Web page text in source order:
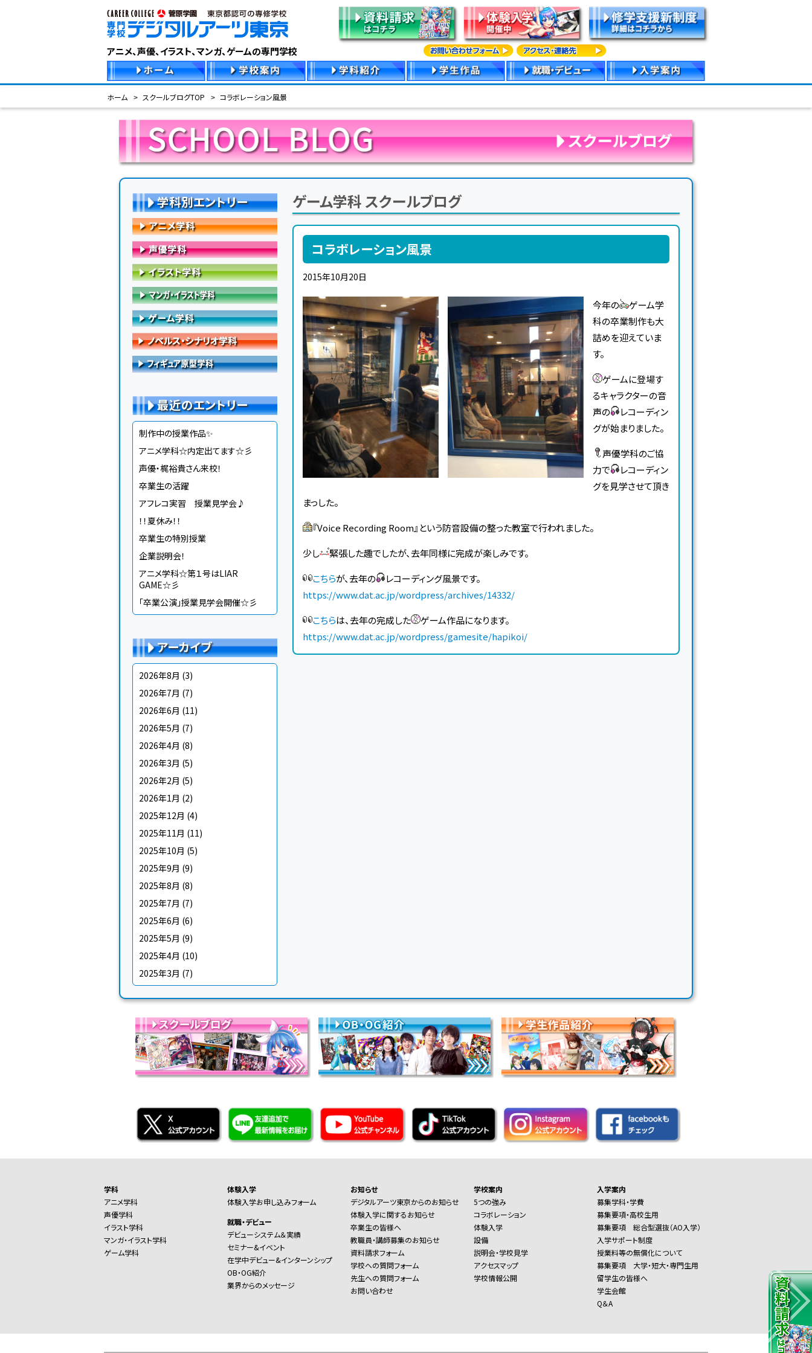
アニメ、声優、イラスト、マンガ、ゲームの専門学校
ホーム スクールブログTOP コラボレーション風景
学科別エントリー
最近のエントリー
制作中の授業作品✨
アニメ学科☆内定出てます☆彡
声優・梶裕貴さん来校！
卒業生の活躍
アフレコ実習 授業見学会♪
！！夏休み！！
卒業生の特別授業
企業説明会！
アニメ学科☆第１号はLIAR
GAME☆彡
「卒業公演」授業見学会開催☆彡
アーカイブ
2026年8月 (3)
2026年7月 (7)
2026年6月 (11)
2026年5月 (7)
2026年4月 (8)
2026年3月 (5)
2026年2月 (5)
2026年1月 (2)
2025年12月 (4)
2025年11月 (11)
2025年10月 (5)
2025年9月 (9)
2025年8月 (8)
2025年7月 (7)
2025年6月 (6)
2025年5月 (9)
2025年4月 (10)
2025年3月 (7)
ゲーム学科 スクールブログ
コラボレーション風景
2015年10月20日
今年の
ゲーム学
科の卒業制作も大
詰めを迎えていま
す。
ゲームに登場す
るキャラクターの音
声の
レコーディン
グが始まりました。
声優学科のご協
力で
レコーディン
グを見学させて頂き
まっした。
『Voice Recording Room』という防音設備の整った教室で行われました。
少し
緊張した趣でしたが、去年同様に完成が楽しみです。
こちらが、去年の
レコーディング風景です。
https://www.dat.ac.jp/wordpress/archives/14332/
こちらは、去年の完成した
ゲーム作品になります。
https://www.dat.ac.jp/wordpress/gamesite/hapikoi/
学科
アニメ学科
声優学科
イラスト学科
マンガ・イラスト学科
ゲーム学科
体験入学
体験入学お申し込みフォーム
就職・デビュー
デビューシステム＆実績
セミナー&イベント
在学中デビュー&インターンシップ
OB・OG紹介
業界からのメッセージ
お知らせ
デジタルアーツ東京からのお知らせ
体験入学に関するお知らせ
卒業生の皆様へ
教職員・講師募集のお知らせ
資料請求フォーム
学校への質問フォーム
先生への質問フォーム
お問い合わせ
学校案内
5つの強み
コラボレーション
体験入学
設備
説明会・学校見学
アクセスマップ
学校情報公開
入学案内
募集学科・学費
募集要項・高校生用
募集要項 総合型選抜（AO入学）
入学サポート制度
授業料等の無償化について
募集要項 大学・短大・専門生用
留学生の皆様へ
学生会館
Q＆A